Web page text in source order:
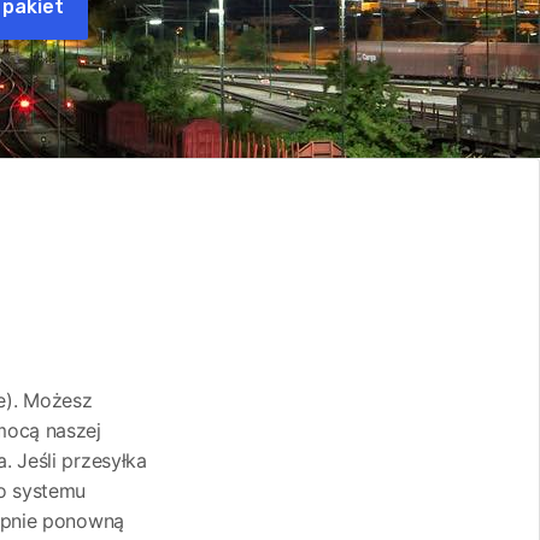
pakiet
Możesz
naszej
Jeśli przesyłka
systemu
ponowną